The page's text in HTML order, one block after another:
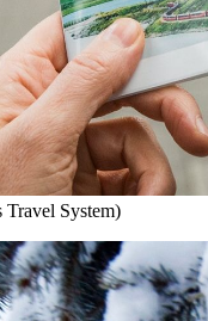
Travel System)